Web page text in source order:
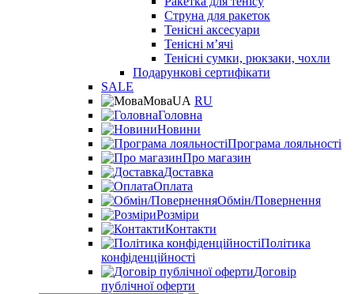
Струна для ракеток
Тенісні аксесуари
Тенісні мʼячі
Тенісні сумки, рюкзаки, чохли
Подарункові сертифікати
SALE
МоваUA RU
Головна
Новини
Програма лояльності
Про магазин
Доставка
Оплата
Обмін/Повернення
Розміри
Контакти
Політика
конфіденційності
Договір
публічної оферти